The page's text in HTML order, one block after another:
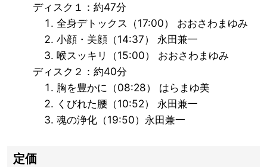
ディスク１：約47分
全身デトックス（17:00） おおさわまゆみ
小顔・美顔（14:37） 永田兼一
喉スッキリ（15:00） おおさわまゆみ
ディスク２：約40分
胸を豊かに（08:28） はらまゆ美
くびれた腰（10:52） 永田兼一
魂の浄化（19:50）永田兼一
定価